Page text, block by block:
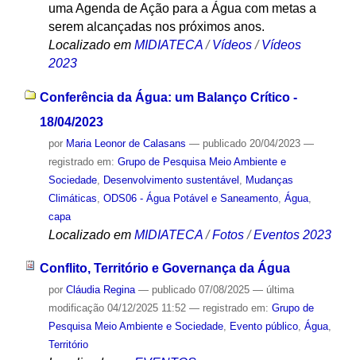
uma Agenda de Ação para a Água com metas a
serem alcançadas nos próximos anos.
Localizado em MIDIATECA /Vídeos /Vídeos
2023
Conferência da Água: um Balanço Crítico -
18/04/2023
por Maria Leonor de Calasans — publicado20/04/2023 —
registrado em: Grupo de Pesquisa Meio Ambiente e
Sociedade, Desenvolvimento sustentável
Mudanças
Climáticas ODS06 - Água Potável e Saneamento, Água,
capa
Localizado em MIDIATECA /Fotos /Eventos 2023
Conflito, Território e Governança da Água
por Cláudia Regina — publicado07/08/2025 — última
modificação04/12/2025 11:52 — registrado em: Grupo de
Pesquisa Meio Ambiente e Sociedade, Evento público, Água,
Território